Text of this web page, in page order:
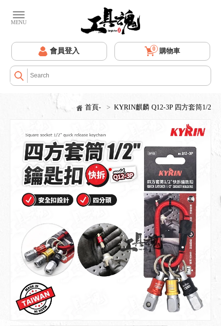
會員登入 0 購物車
首頁- > KYRIN麒麟 Q12-3P 四方套筒1/2